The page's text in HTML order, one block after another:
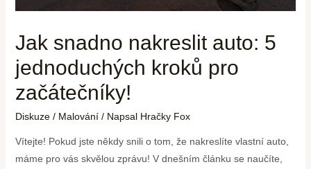
Jak snadno nakreslit auto: 5
jednoduchých kroků pro
začátečníky!
Diskuze / Malování/ Napsal Hračky Fox
Vítejte! Pokud jste někdy snili o tom, že nakreslíte vlastní auto,
máme pro vás skvělou zprávu! V dnešním článku se naučíte,